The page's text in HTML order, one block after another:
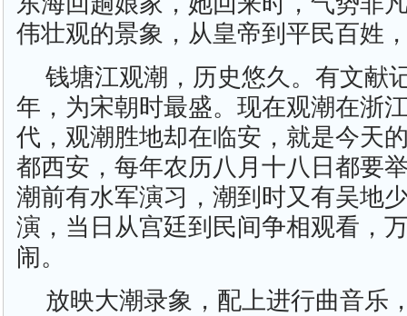
伟壮观的景象，从皇帝到平民百姓
钱塘江观潮，历史悠久。有文献
年，为宋朝时最盛。现在观潮在浙
代，观潮胜地却在临安，就是今天
都西安，每年农历八月十八日都要
潮前有水军演习，潮到时又有吴地
演，当日从宫廷到民间争相观看，
闹。
放映大潮录象，配上进行曲音乐